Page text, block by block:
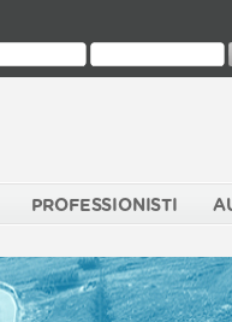
PROFESSIONISTI